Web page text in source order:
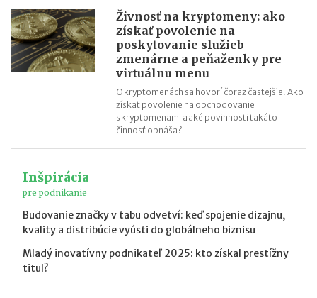
Živnosť na kryptomeny: ako
získať povolenie na
poskytovanie služieb
zmenárne a peňaženky pre
virtuálnu menu
O kryptomenách sa hovorí čoraz častejšie. Ako
získať povolenie na obchodovanie
s kryptomenami a aké povinnosti takáto
činnosť obnáša?
Inšpirácia
pre podnikanie
Budovanie značky v tabu odvetví: keď spojenie dizajnu,
kvality a distribúcie vyústi do globálneho biznisu
Mladý inovatívny podnikateľ 2025: kto získal prestížny
titul?